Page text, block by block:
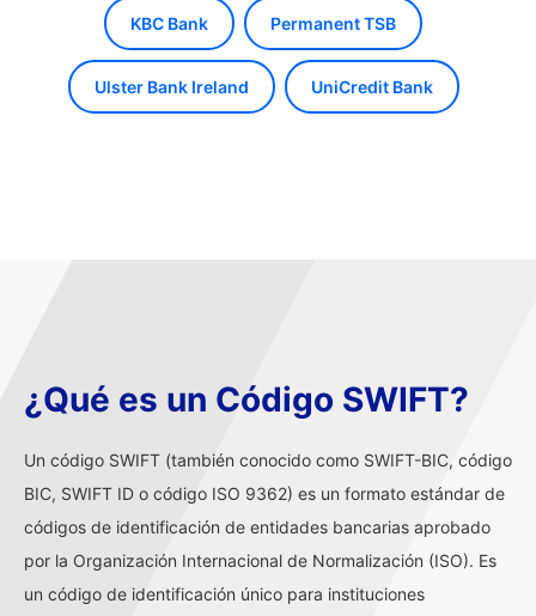
KBC Bank Permanent TSB
Ulster Bank Ireland UniCredit Bank
¿Qué es un Código SWIFT?
Un código SWIFT (también conocido como SWIFT-BIC, código
BIC, SWIFT ID o código ISO 9362) es un formato estándar de
códigos de identificación de entidades bancarias aprobado
por la Organización Internacional de Normalización (ISO). Es
un código de identificación único para instituciones